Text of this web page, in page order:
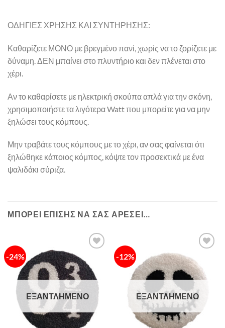
ΟΔΗΓΙΕΣ ΧΡΗΣΗΣ ΚΑΙ ΣΥΝΤΗΡΗΣΗΣ:
Καθαρίζετε ΜΟΝΟ με βρεγμένο πανί, χωρίς να το ζορίζετε με
δύναμη. ΔΕΝ μπαίνει στο πλυντήριο και δεν πλένεται στο
χέρι.
Αν το καθαρίσετε με ηλεκτρική σκούπα απλά για την σκόνη,
χρησιμοποιήστε τα λιγότερα Watt που μπορείτε για να μην
ξηλώσει τους κόμπους.
Μην τραβάτε τους κόμπους με το χέρι, αν σας φαίνεται ότι
ξηλώθηκε κάποιος κόμπος, κόψτε τον προσεκτικά με ένα
ψαλιδάκι σύριζα.
ΜΠΟΡΕΊ ΕΠΊΣΗΣ ΝΑ ΣΑΣ ΑΡΈΣΕΙ…
-24%
Πρόσθήκη
στην λίστα
επιθυμιών
ΕΞΑΝΤΛΗΜΈΝΟ
-12%
Πρόσθήκη
στην λίστα
επιθυμιών
ΕΞΑΝΤΛΗΜΈΝΟ